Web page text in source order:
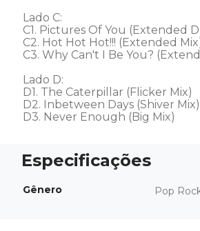
Lado C:
C1. Pictures Of You (Extended
C2. Hot Hot Hot!!! (Extended
C3. Why Can't I Be You?
Lado D:
D1. The Caterpillar (Flicker Mix)
D2. Inbetween Days (Shiver Mix)
D3. Never Enough (Big Mix)
Gênero Pop